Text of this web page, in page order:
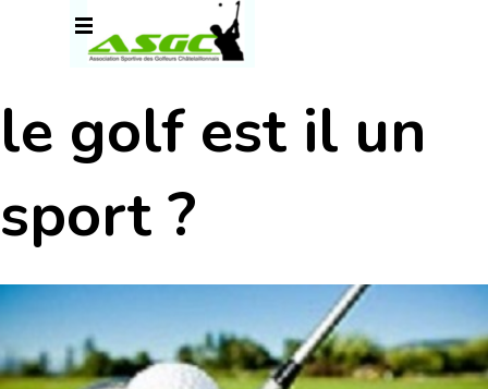
Sauter le menu
le golf est il un
sport ?